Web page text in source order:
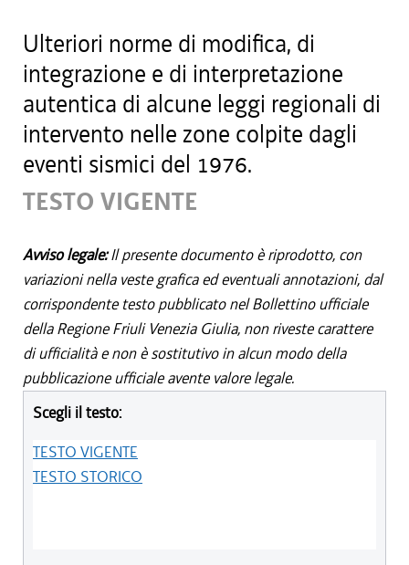
Ulteriori norme di modifica, di
integrazione e di interpretazione
autentica di alcune leggi regionali di
intervento nelle zone colpite dagli
eventi sismici del 1976.
TESTO VIGENTE
Avviso legale:Il presente documento è riprodotto, con
variazioni nella veste grafica ed eventuali annotazioni, dal
corrispondente testo pubblicato nel Bollettino ufficiale
della Regione Friuli Venezia Giulia, non riveste carattere
di ufficialità e non è sostitutivo in alcun modo della
pubblicazione ufficiale avente valore legale.
Scegli il testo:
TESTO VIGENTE
TESTO STORICO